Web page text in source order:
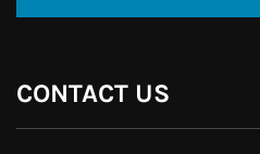
CONTACT US